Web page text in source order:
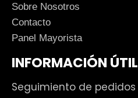
Sobre Nosotros
Contacto
Panel Mayorista
INFORMACIÓN ÚTIL
Seguimiento de pedidos